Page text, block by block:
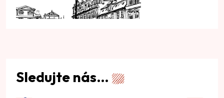
Sledujte nás…